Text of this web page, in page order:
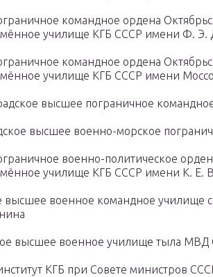
командное ордена
училище КГБ СССР имени Ф. Э.
командное ордена
училище КГБ СССР имени
высшее пограничное
высшее военно-морское
военно-политическое
училище КГБ СССР имени К. Е.
высшее военное командное училище
высшее военное училище тыла МВД
КГБ при Совете министров